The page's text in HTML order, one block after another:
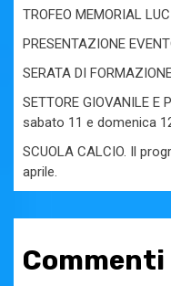
TROFEO MEMORIAL
PRESENTAZIONE
SERATA DI
SETTORE GIOVANILE E
sabato 11 e domenica
SCUOLA CALCIO. Il
aprile.